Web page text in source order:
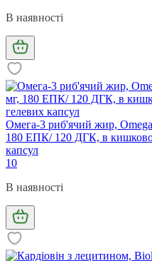
В наявності
Омега-3 риб'ячий жир,
180 ЕПК/ 120 ДГК, в
капсул
10
В наявності